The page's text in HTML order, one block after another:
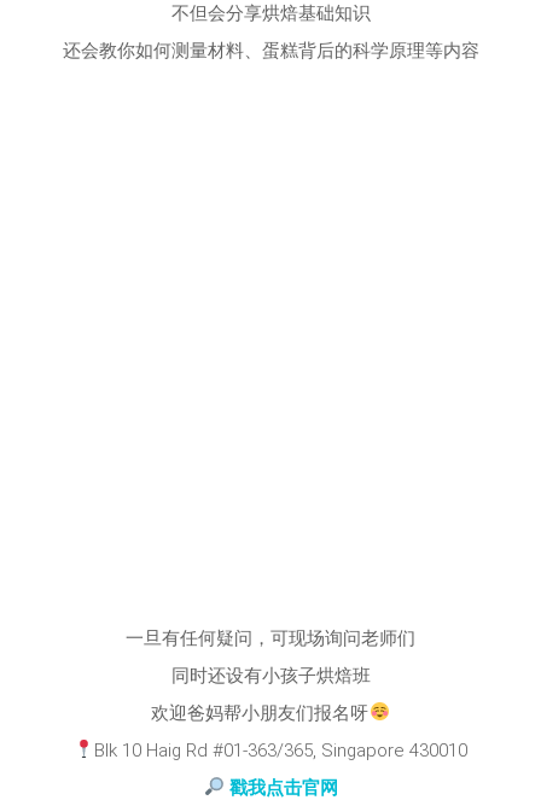
不但会分享烘焙基础知识
还会教你如何测量材料、蛋糕背后的科学原理等内容
一旦有任何疑问，可现场询问老师们
同时还设有小孩子烘焙班
欢迎爸妈帮小朋友们报名呀
Blk 10 Haig Rd #01-363/365, Singapore 430010
戳我点击官网